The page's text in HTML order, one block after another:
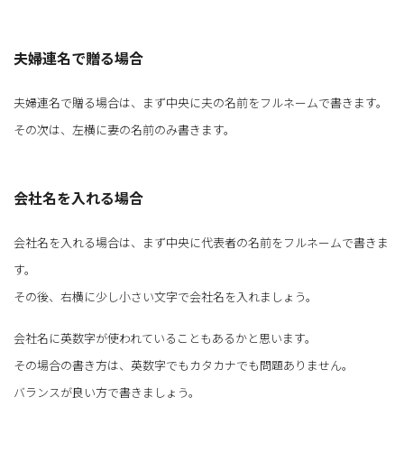
夫婦連名で贈る場合
夫婦連名で贈る場合は、まず中央に夫の名前をフルネームで書きます。
その次は、左横に妻の名前のみ書きます。
会社名を入れる場合
会社名を入れる場合は、まず中央に代表者の名前をフルネームで書きま
す。
その後、右横に少し小さい文字で会社名を入れましょう。
会社名に英数字が使われていることもあるかと思います。
その場合の書き方は、英数字でもカタカナでも問題ありません。
バランスが良い方で書きましょう。